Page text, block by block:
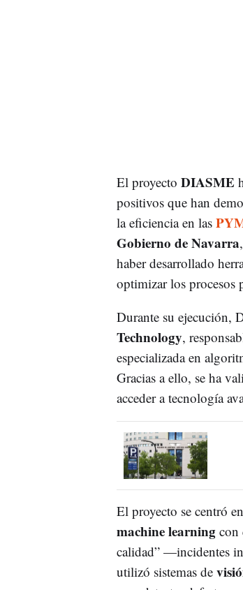
El proyecto DIASME
positivos que han
la eficiencia en las
Gobierno de Navarra
haber desarrollado
optimizar los procesos
Durante su ejecución,
Technology,
especializada en
Gracias a ello, se ha
acceder a tecnología
El proyecto se centró
machine learningcon
calidad” —incidentes
utilizó sistemas de